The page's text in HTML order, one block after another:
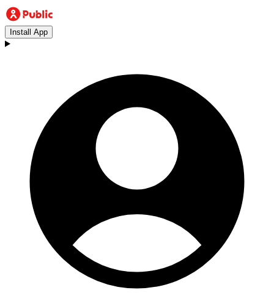
Install App